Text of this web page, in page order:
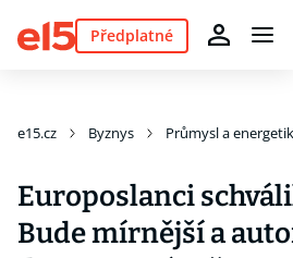
Předplatné
e15.cz Byznys Průmysl a
Europoslanci
Bude mírnější a